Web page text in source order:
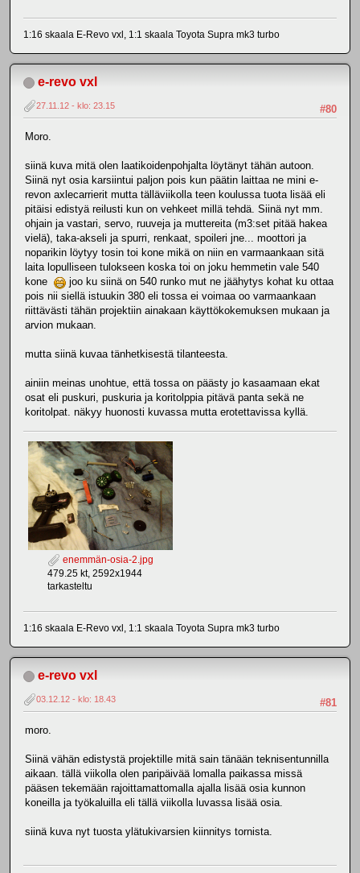
1:16 skaala E-Revo vxl, 1:1 skaala Toyota Supra mk3 turbo
e-revo vxl
#80
27.11.12 - klo: 23.15
Moro.
siinä kuva mitä olen laatikoidenpohjalta löytänyt tähän autoon.
Siinä nyt osia karsiintui paljon pois kun päätin laittaa ne mini e-
revon axlecarrierit mutta tälläviikolla teen koulussa tuota lisää eli
pitäisi edistyä reilusti kun on vehkeet millä tehdä. Siinä nyt mm.
ohjain ja vastari, servo, ruuveja ja muttereita (m3:set pitää hakea
vielä), taka-akseli ja spurri, renkaat, spoileri jne... moottori ja
noparikin löytyy tosin toi kone mikä on niin en varmaankaan sitä
laita lopulliseen tulokseen koska toi on joku hemmetin vale 540
kone
joo ku siinä on 540 runko mut ne jäähytys kohat ku ottaa
pois nii siellä istuukin 380 eli tossa ei voimaa oo varmaankaan
riittävästi tähän projektiin ainakaan käyttökokemuksen mukaan ja
arvion mukaan.
mutta siinä kuvaa tänhetkisestä tilanteesta.
ainiin meinas unohtue, että tossa on päästy jo kasaamaan ekat
osat eli puskuri, puskuria ja koritolppia pitävä panta sekä ne
koritolpat. näkyy huonosti kuvassa mutta erotettavissa kyllä.
enemmän-osia-2.jpg
479.25 kt, 2592x1944
tarkasteltu
1:16 skaala E-Revo vxl, 1:1 skaala Toyota Supra mk3 turbo
e-revo vxl
#81
03.12.12 - klo: 18.43
moro.
Siinä vähän edistystä projektille mitä sain tänään teknisentunnilla
aikaan. tällä viikolla olen paripäivää lomalla paikassa missä
pääsen tekemään rajoittamattomalla ajalla lisää osia kunnon
koneilla ja työkaluilla eli tällä viikolla luvassa lisää osia.
siinä kuva nyt tuosta ylätukivarsien kiinnitys tornista.